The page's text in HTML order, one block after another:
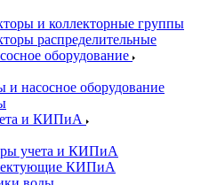
и коллекторные группы
распределительные
оборудование
и насосное оборудование
и КИПиА
учета и КИПиА
КИПиА